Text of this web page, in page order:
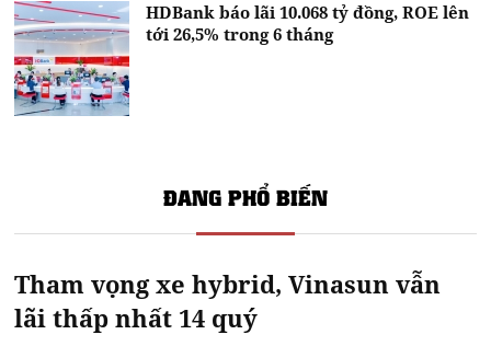
HDBank báo lãi 10.068 tỷ đồng, ROE lên
tới 26,5% trong 6 tháng
ĐANG PHỔ BIẾN
Tham vọng xe hybrid, Vinasun vẫn
lãi thấp nhất 14 quý